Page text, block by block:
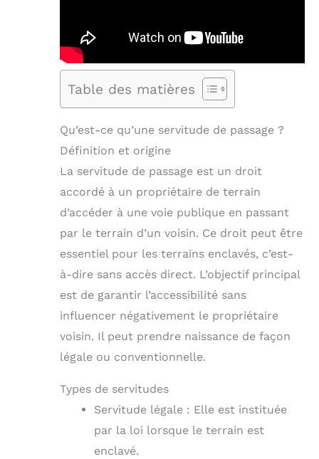
Table des matières
Qu’est-ce qu’une servitude de passage ?
Définition et origine
La servitude de passage est un droit
accordé à un propriétaire de terrain
d’accéder à une voie publique en passant
par le terrain d’un voisin. Ce droit peut être
essentiel pour les terrains enclavés, c’est-
à-dire sans accès direct. L’objectif principal
est de garantir l’accessibilité sans
influencer négativement le propriétaire
voisin. Il peut prendre naissance de façon
légale ou conventionnelle.
Types de servitudes
Servitude légale : Elle est instituée
par la loi lorsque le terrain est
enclavé.